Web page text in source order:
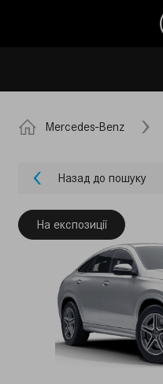
Mercedes-Benz
Назад до пошуку
На експозиції